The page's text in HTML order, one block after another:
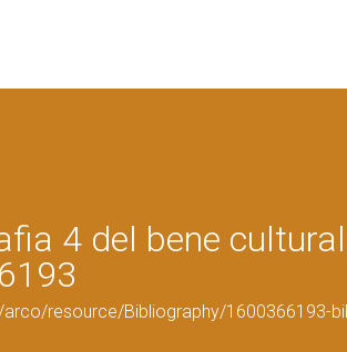
4 del bene
resource/Bibliography/1600366193-